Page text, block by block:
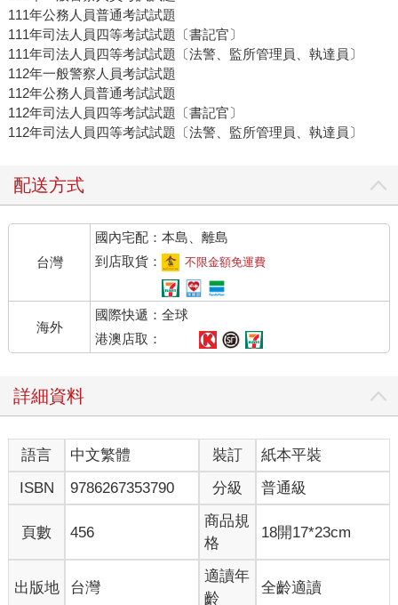
111年公務人員普通考試試題
111年司法人員四等考試試題〔書記官〕
111年司法人員四等考試試題〔法警、監所管理員、執達員〕
112年一般警察人員考試試題
112年公務人員普通考試試題
112年司法人員四等考試試題〔書記官〕
112年司法人員四等考試試題〔法警、監所管理員、執達員〕
配送方式
台灣
國內宅配：本島、離島
到店取貨：
不限金額免運費
海外
國際快遞：全球
港澳店取：
詳細資料
語言 中文繁體 裝訂
紙本平裝
ISBN
9786267353790 分級 普通級
頁數 456
商品規
格
18開17*23cm
出版地 台灣
適讀年
齡
全齡適讀